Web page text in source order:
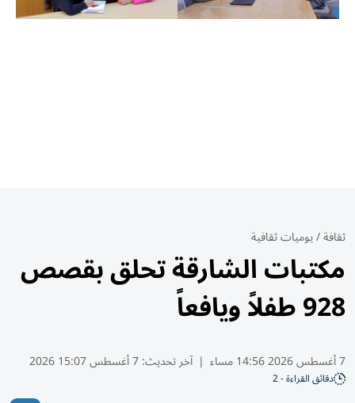
ثقافة/يوميات ثقافية
مكتبات الشارقة تحلق بقصص
928 طفلاً ويافعاً
7 أغسطس 2026 14:56 مساء | آخر تحديث:7 أغسطس 15:07 2026
دقائق القراءة - 2